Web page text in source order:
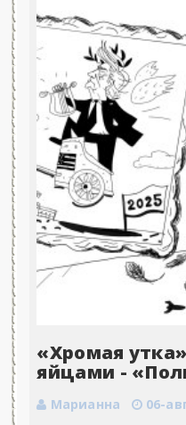
«Хромая
яйцами -
Марианна 06-